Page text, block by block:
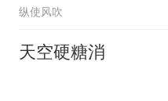
纵使风吹
天空硬糖消